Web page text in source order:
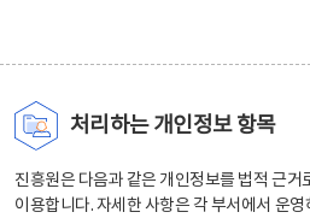
처리하는 개인정보 항목
진흥원은 다음과 같은 개인정보를 법적 근거
이용합니다. 자세한 사항은 각 부서에서 운